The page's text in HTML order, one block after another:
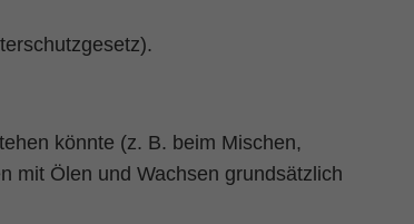
könnte (z. B. beim Mischen,
mit Ölen und Wachsen grundsätzlich